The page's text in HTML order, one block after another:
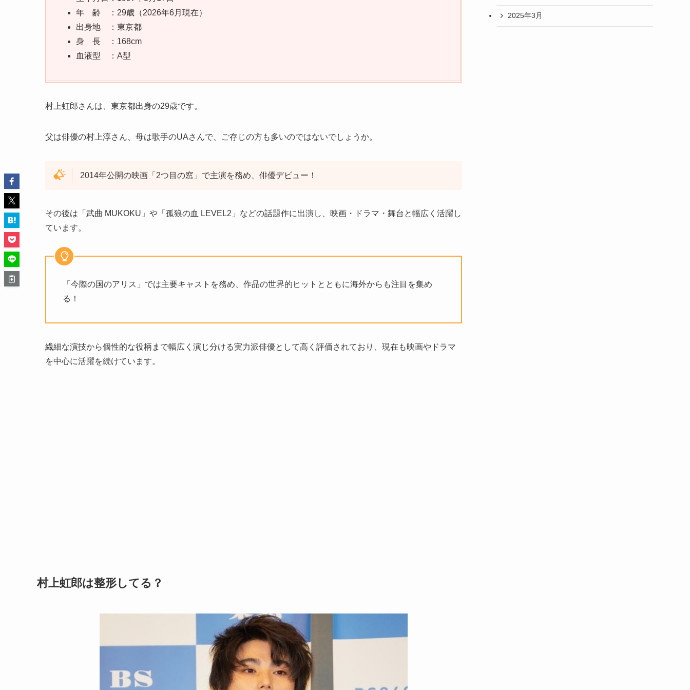
年 齢 ：29歳（2026年6月現在）
出身地 ：東京都
身 長 ：168cm
血液型 ：A型
村上虹郎さんは、東京都出身の29歳です。
父は俳優の村上淳さん、母は歌手のUAさんで、ご存じの方も多いのではないでしょうか。
2014年公開の映画「2つ目の窓」で主演を務め、俳優デビュー！
その後は「武曲 MUKOKU」や「孤狼の血 LEVEL2」などの話題作に出演し、映画・ドラマ・舞台と幅広く活躍し
ています。
「今際の国のアリス」では主要キャストを務め、作品の世界的ヒットとともに海外からも注目を集め
る！
繊細な演技から個性的な役柄まで幅広く演じ分ける実力派俳優として高く評価されており、現在も映画やドラマ
を中心に活躍を続けています。
村上虹郎は整形してる？
2025年3月